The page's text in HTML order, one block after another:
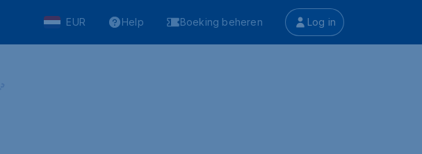
EUR Help Boeking beheren Log in